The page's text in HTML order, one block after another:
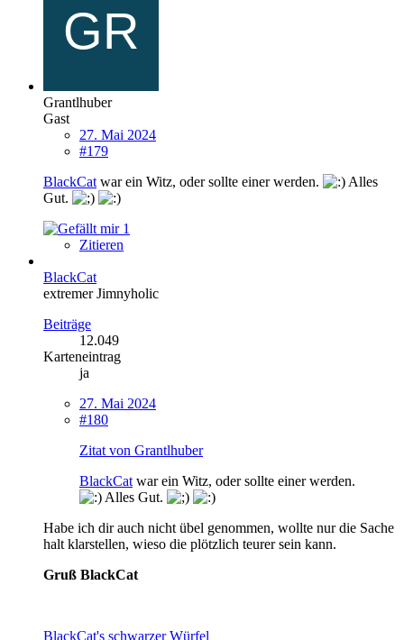
Grantlhuber
Gast
27. Mai 2024
#179
BlackCat war ein Witz, oder sollte einer werden.
Alles
Gut.
1
Zitieren
BlackCat
extremer Jimnyholic
Beiträge
12.049
Karteneintrag
ja
27. Mai 2024
#180
Zitat von Grantlhuber
BlackCat war ein Witz, oder sollte einer werden.
Alles Gut.
Habe ich dir auch nicht übel genommen, wollte nur die Sache
halt klarstellen, wieso die plötzlich teurer sein kann.
Gruß BlackCat
BlackCat's schwarzer Würfel